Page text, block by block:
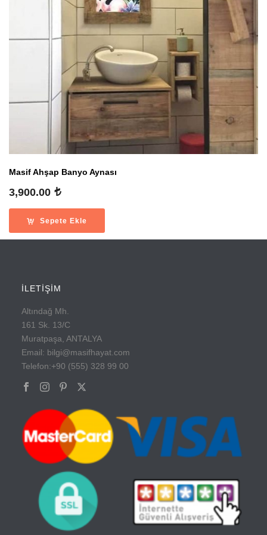
Masif Ahşap Banyo Aynası
3,900.00
Sepete Ekle
İLETİŞİM
Altındağ Mh.
161 Sk. 13/C
Muratpaşa, ANTALYA
Email: bilgi@masifhayat.com
Telefon:+90 (555) 328 99 00